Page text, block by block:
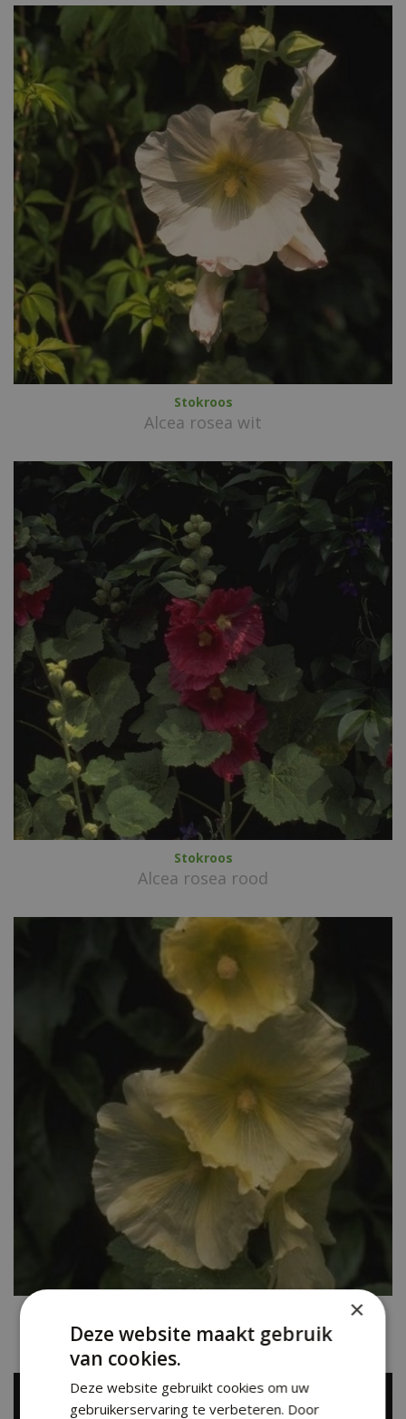
Stokroos
Alcea rosea wit
Stokroos
Alcea rosea rood
Alcea rosea geel
×
Deze website maakt gebruik
van cookies.
Deze website gebruikt cookies om uw
gebruikerservaring te verbeteren. Door